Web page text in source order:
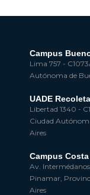
Campus
Lima 757 -
Autónoma de
UADE Recoleta
Libertad 1340 -
Ciudad
Aires
Campus
Av.
Pinamar,
Aires